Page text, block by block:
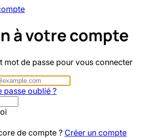
à votre compte
mot de passe pour vous connecter
passe oublié ?
de compte ? Créer un compte